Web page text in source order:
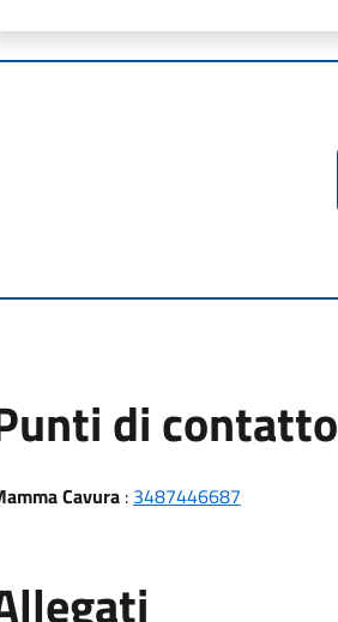
di contatto
Cavura: 3487446687